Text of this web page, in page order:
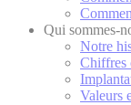
Qui sommes-
Notre
Chiffres
Valeurs